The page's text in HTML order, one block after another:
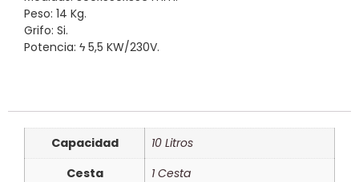
Peso: 14 Kg.
Grifo: Si.
Potencia: ϟ 5,5 KW/230V.
Capacidad
10 Litros
Cesta
1 Cesta